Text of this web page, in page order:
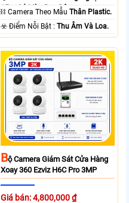
15m Có Màu Ban Ðêm.
⛓ Camera Theo MẫuThân Plastic.
️☣️ Điểm Nỗi Bật :Thu Âm Và Loa.
BỘ Camera Giám Sát Cửa Hàng
Xoay 360 Ezviz H6C Pro 3MP
Giá bán: 4,800,000 ₫